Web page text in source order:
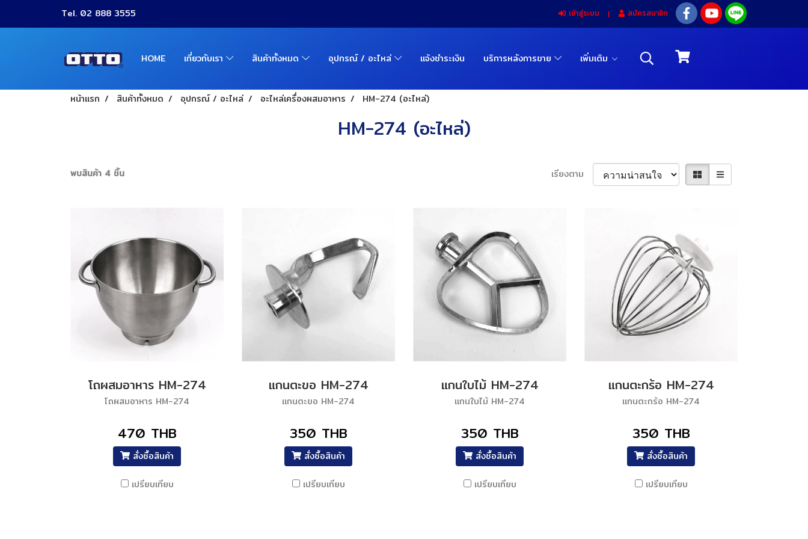
Tel. 02 888 3555 เข้าสู่ระบบ สมัครสมาชิก
HOME เกี่ยวกับเรา สินค้าทั้งหมด อุปกรณ์ / อะไหล่ แจ้งชำระเงิน บริการหลังการขาย เพิ่มเติม
หน้าแรก สินค้าทั้งหมด อุปกรณ์ / อะไหล่ อะไหล่เครื่องผสมอาหาร HM-274 (อะไหล่)
HM-274 (อะไหล่)
พบสินค้า 4 ชิ้น เรียงตาม
โถผสมอาหาร HM-274
โถผสมอาหาร HM-274
470 THB
สั่งซื้อสินค้า
เปรียบเทียบ
แกนตะขอ HM-274
แกนตะขอ HM-274
350 THB
สั่งซื้อสินค้า
เปรียบเทียบ
แกนใบไม้ HM-274
แกนใบไม้ HM-274
350 THB
สั่งซื้อสินค้า
เปรียบเทียบ
แกนตะกร้อ HM-274
แกนตะกร้อ HM-274
350 THB
สั่งซื้อสินค้า
เปรียบเทียบ